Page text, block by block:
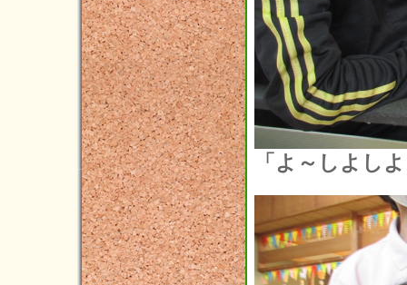
2017年05月(9)
2017年04月(5)
2017年03月(10)
2017年02月(8)
2017年01月(4)
2016年12月(6)
2016年11月(4)
2016年10月(8)
2016年09月(6)
「よ～しよし